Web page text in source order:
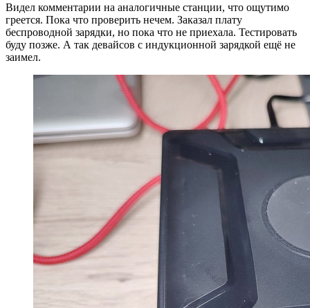
Видел комментарии на аналогичные станции, что ощутимо
греется. Пока что проверить нечем. Заказал плату
беспроводной зарядки, но пока что не приехала. Тестировать
буду позже. А так девайсов с индукционной зарядкой ещё не
заимел.